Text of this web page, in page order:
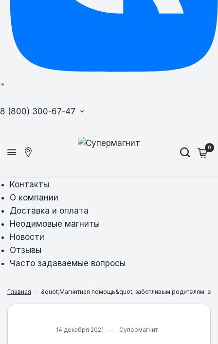
8 (800) 300-67-47
0
Контакты
О компании
Доставка и оплата
Неодимовые магниты
Новости
Отзывы
Часто задаваемые вопросы
Главная / &quot;Магнитная помощь&quot; заботливым родителям:
14 декабря 2021 Супермагнит